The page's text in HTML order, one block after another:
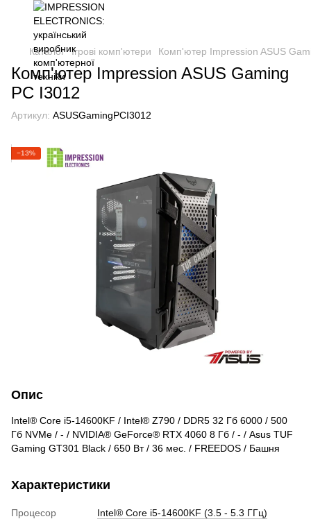
Каталог Ігрові комп'ютери Комп'ютер Impression ASUS
Комп'ютер Impression ASUS Gaming
PC I3012
Артикул: ASUSGamingPCI3012
−13%
Опис
Intel® Core i5-14600KF / Intel® Z790 / DDR5 32 Гб 6000 / 500
Гб NVMe / - / NVIDIA® GeForce® RTX 4060 8 Гб / - / Asus TUF
Gaming GT301 Black / 650 Вт / 36 мес. / FREEDOS / Башня
Характеристики
Процесор
Intel® Core i5-14600KF (3.5 - 5.3 ГГц)